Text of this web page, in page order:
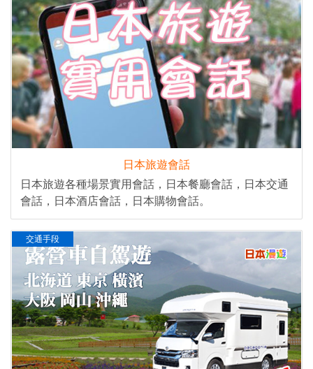
日本旅遊會話
日本旅遊各種場景實用會話，日本餐廳會話，日本交通
會話，日本酒店會話，日本購物會話。
交通手段